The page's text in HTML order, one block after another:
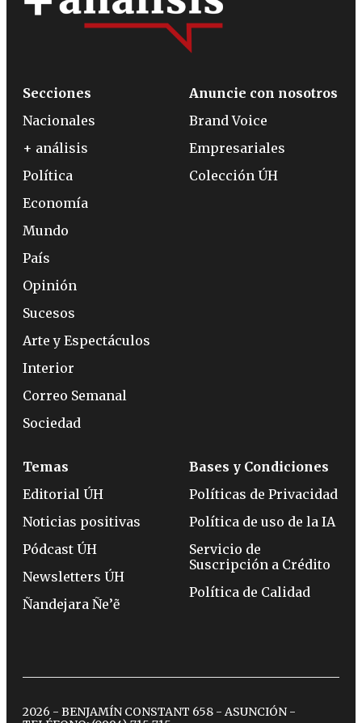
Secciones
Nacionales
+ análisis
Política
Economía
Mundo
País
Opinión
Sucesos
Arte y Espectáculos
Interior
Correo Semanal
Sociedad
Anuncie con nosotros
Brand Voice
Empresariales
Colección ÚH
Temas
Editorial ÚH
Noticias positivas
Pódcast ÚH
Newsletters ÚH
Ñandejara Ñe’ẽ
Bases y Condiciones
Políticas de Privacidad
Política de uso de la IA
Servicio de
Suscripción a Crédito
Política de Calidad
2026 - BENJAMÍN CONSTANT 658 - ASUNCIÓN -